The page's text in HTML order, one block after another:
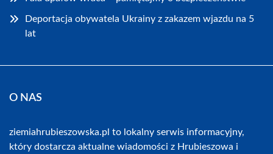
Deportacja obywatela Ukrainy z zakazem wjazdu na 5
lat
O NAS
ziemiahrubieszowska.pl to lokalny serwis informacyjny,
który dostarcza aktualne wiadomości z Hrubieszowa i